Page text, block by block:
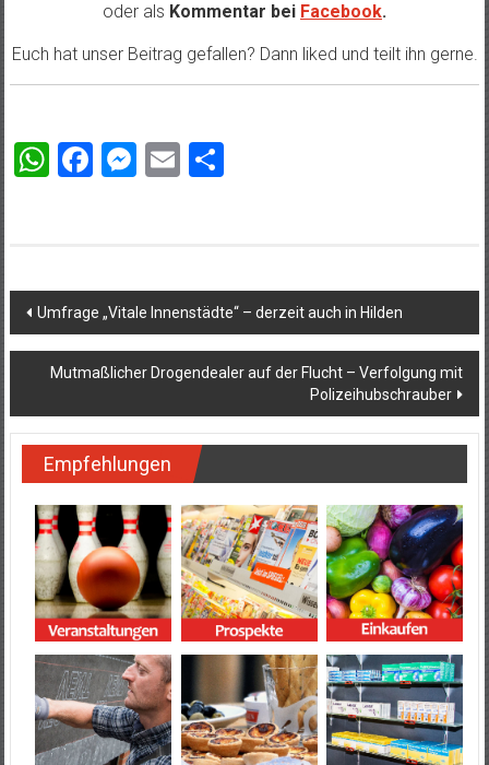
oder als Kommentar bei Facebook.
Euch hat unser Beitrag gefallen? Dann liked und teilt ihn gerne.
WhatsApp
Facebook
Messenger
EmailTeilen
Beitragsnavigation
Umfrage „Vitale Innenstädte“ – derzeit auch in Hilden
Mutmaßlicher Drogendealer auf der Flucht – Verfolgung mit
Polizeihubschrauber
Empfehlungen